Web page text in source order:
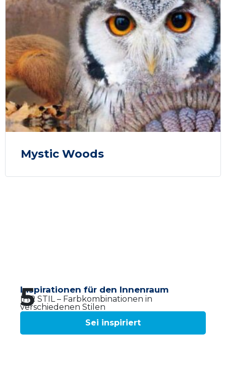
Mystic Woods
5
Inspirationen für den Innenraum
IHR STIL – Farbkombinationen in
verschiedenen Stilen
Sei inspiriert